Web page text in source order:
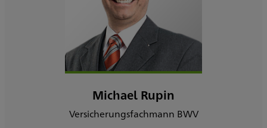
Michael Rupin
Versicherungsfachmann BWV